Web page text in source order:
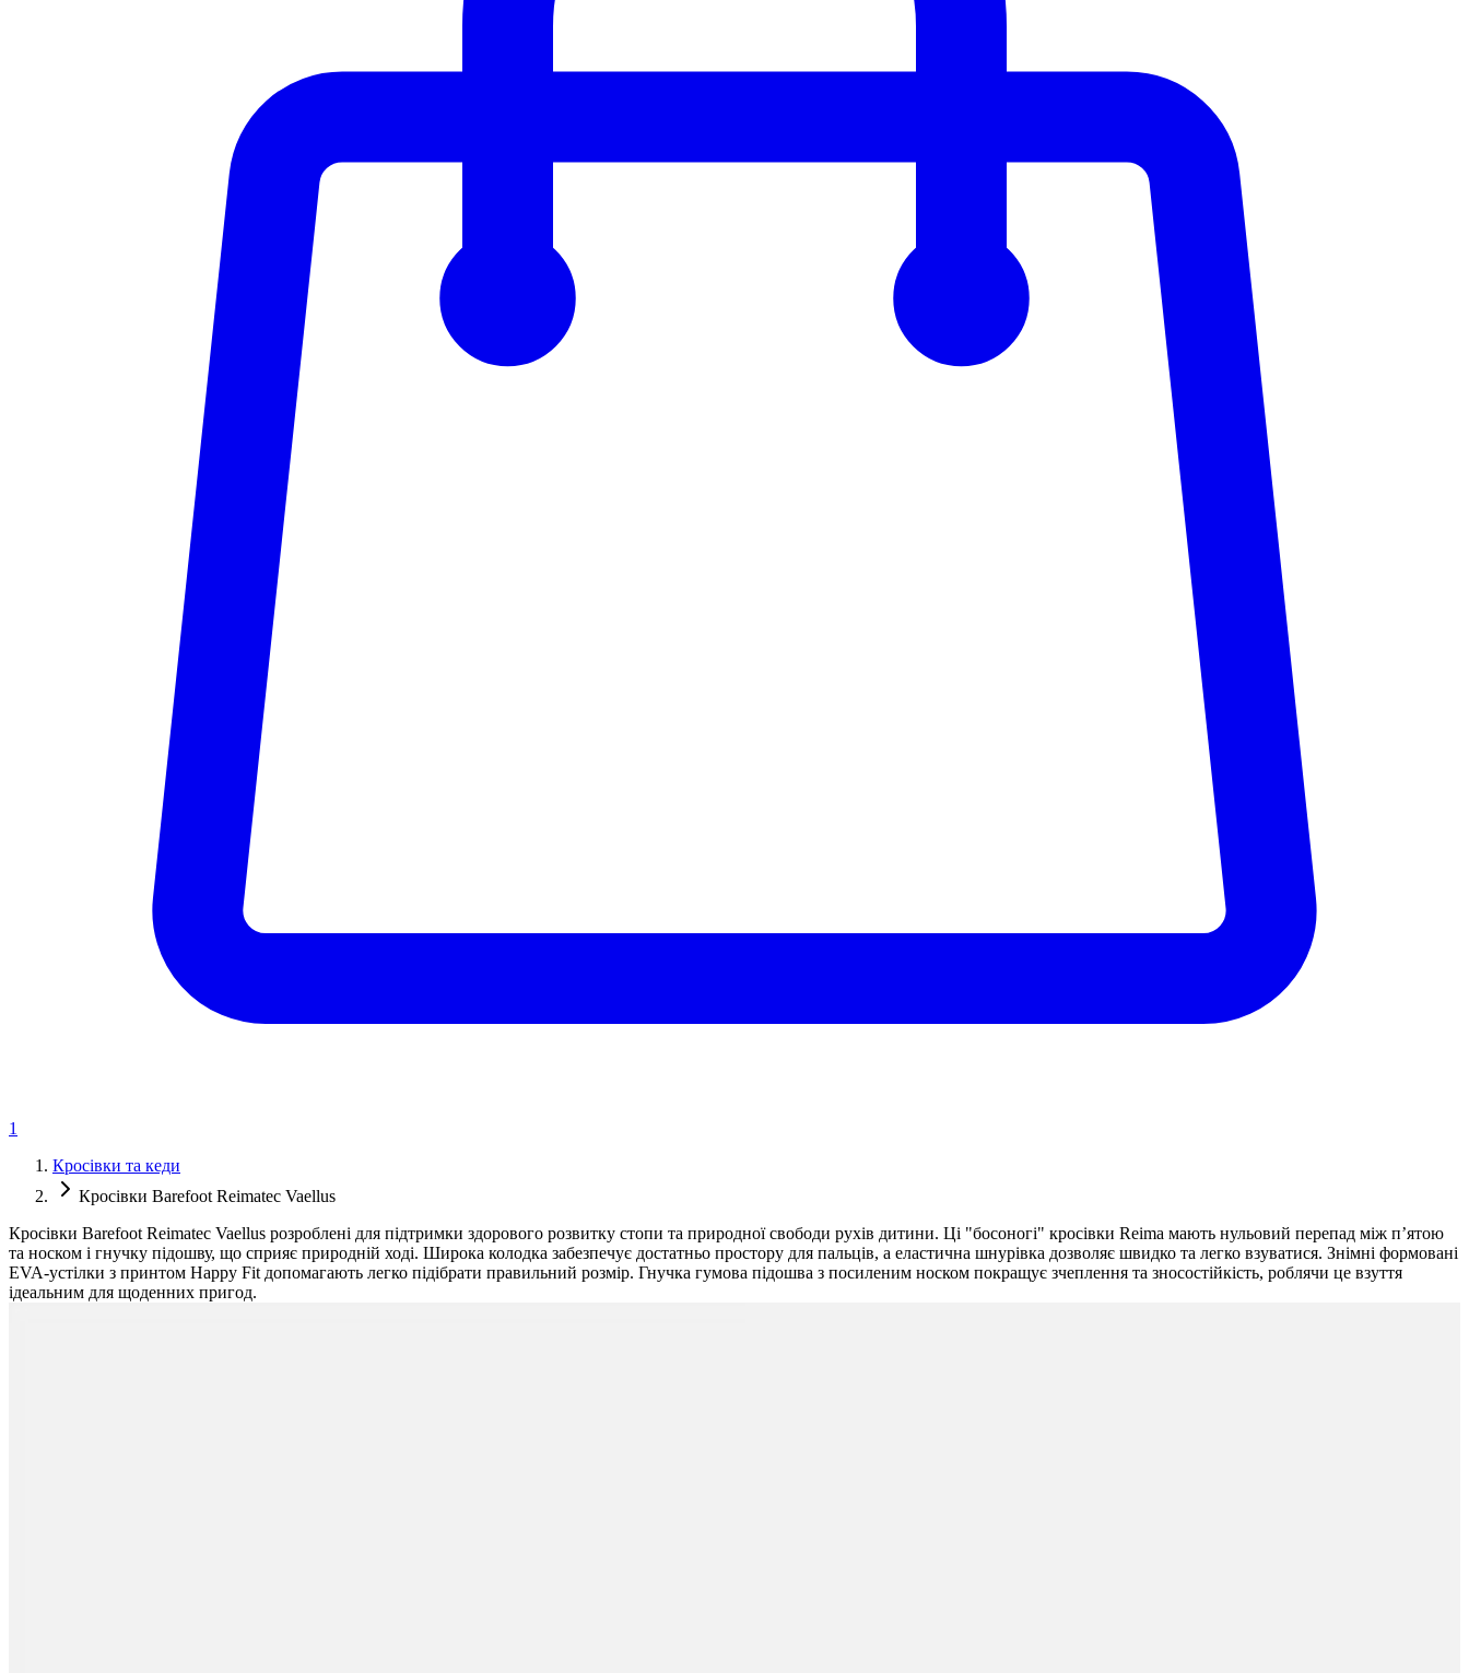
1
Кросівки та кеди
Кросівки Barefoot Reimatec Vaellus
Кросівки Barefoot Reimatec Vaellus розроблені для підтримки здорового розвитку стопи та природної свободи рухів дитини. Ці "босоногі" кросівки Reima мають нульовий перепад між п’ятою
та носком і гнучку підошву, що сприяє природній ході. Широка колодка забезпечує достатньо простору для пальців, а еластична шнурівка дозволяє швидко та легко взуватися. Знімні формовані
EVA-устілки з принтом Happy Fit допомагають легко підібрати правильний розмір. Гнучка гумова підошва з посиленим носком покращує зчеплення та зносостійкість, роблячи це взуття
ідеальним для щоденних пригод.